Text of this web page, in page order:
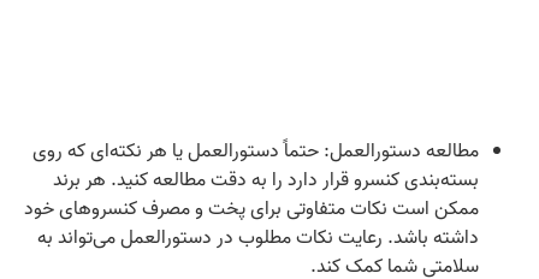
مطالعه دستورالعمل: حتماً دستورالعمل یا هر نکته‌ای که روی
بسته‌بندی کنسرو قرار دارد را به دقت مطالعه کنید. هر برند
ممکن است نکات متفاوتی برای پخت و مصرف کنسروهای خود
داشته باشد. رعایت نکات مطلوب در دستورالعمل می‌تواند به
سلامتی شما کمک کند.